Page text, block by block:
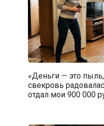
«Деньги — это
свекровь
отдал мои 900 000